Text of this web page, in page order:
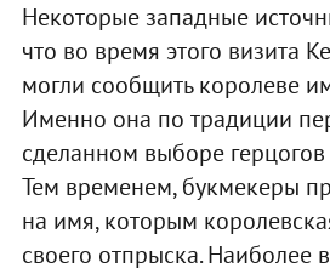
Некоторые западные
что во время этого визита
могли сообщить королеве
Именно она по традиции
сделанном выборе
Тем временем, букмекеры
на имя, которым
своего отпрыска. Наиболее